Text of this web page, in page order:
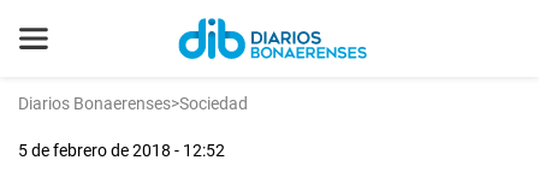
Diarios Bonaerenses>Sociedad
5 de febrero de 2018 - 12:52